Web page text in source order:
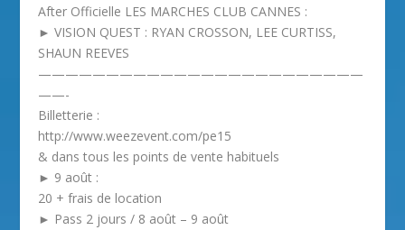
After Officielle LES MARCHES CLUB CANNES :
► VISION QUEST : RYAN CROSSON, LEE CURTISS,
SHAUN REEVES
————————————————————————
——-
Billetterie :
http://www.weezevent.com/pe15
& dans tous les points de vente habituels
► 9 août :
20 + frais de location
► Pass 2 jours / 8 août – 9 août